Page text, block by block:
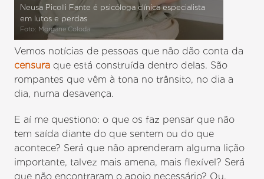
Neusa Picolli Fante é psicóloga clínica especialista
em lutos e perdas
Foto: Morgane Coloda
Vemos notícias de pessoas que não dão conta da
censura que está construída dentro delas. São
rompantes que vêm à tona no trânsito, no dia a
dia, numa desavença.
E aí me questiono: o que os faz pensar que não
tem saída diante do que sentem ou do que
acontece? Será que não aprenderam alguma lição
importante, talvez mais amena, mais flexível? Será
que não encontraram o apoio necessário? Ou,